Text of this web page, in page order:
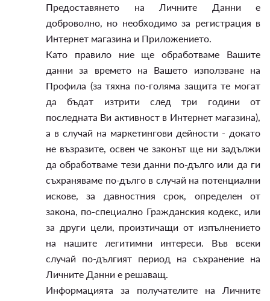
Предоставянето на Личните Данни е
доброволно, но необходимо за регистрация в
Интернет магазина и Приложението.
Като правило ние ще обработваме Вашите
данни за времето на Вашето използване на
Профила (за тяхна по-голяма защита те могат
да бъдат изтрити след три години от
последната Ви активност в Интернет магазина),
а в случай на маркетингови дейности - докато
не възразите, освен че законът ще ни задължи
да обработваме тези данни по-дълго или да ги
съхраняваме по-дълго в случай на потенциални
искове, за давностния срок, определен от
закона, по-специално Гражданския кодекс, или
за други цели, произтичащи от изпълнението
на нашите легитимни интереси. Във всеки
случай по-дългият период на съхранение на
Личните Данни е решаващ.
Информацията за получателите на Личните